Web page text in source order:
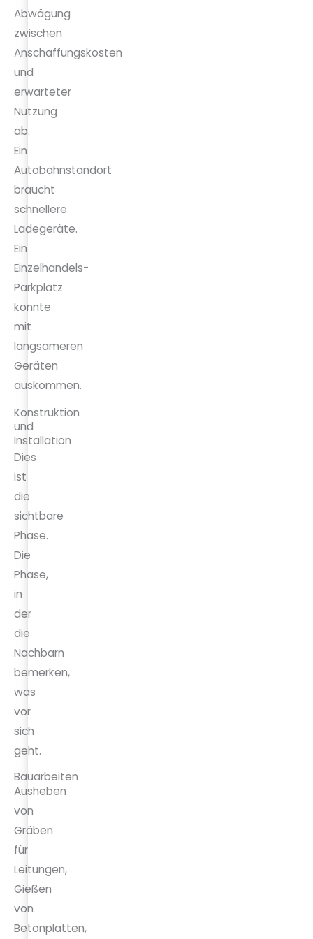
Abwägung
zwischen
Anschaffungskosten
und
erwarteter
Nutzung
ab.
Ein
Autobahnstandort
braucht
schnellere
Ladegeräte.
Ein
Einzelhandels-
Parkplatz
könnte
mit
langsameren
Geräten
auskommen.
Konstruktion
und
Installation
Dies
ist
die
sichtbare
Phase.
Die
Phase,
in
der
die
Nachbarn
bemerken,
was
vor
sich
geht.
Bauarbeiten
Ausheben
von
Gräben
für
Leitungen,
Gießen
von
Betonplatten,